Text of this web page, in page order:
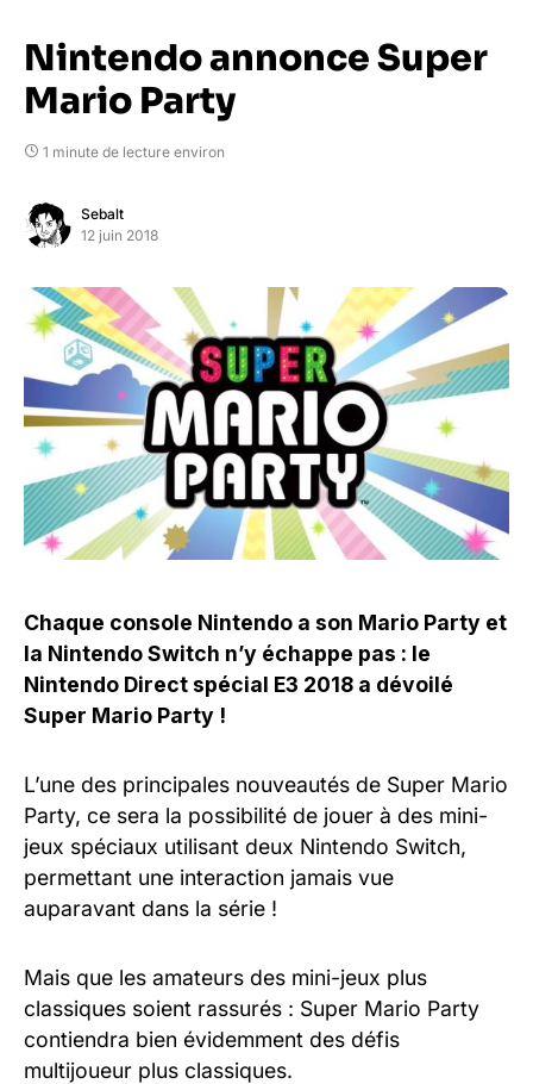
Nintendo annonce Super
Mario Party
1 minute de lecture environ
Sebalt
12 juin 2018
Chaque console Nintendo a son Mario Party et
la Nintendo Switch n’y échappe pas : le
Nintendo Direct spécial E3 2018 a dévoilé
Super Mario Party !
L’une des principales nouveautés de Super Mario
Party, ce sera la possibilité de jouer à des mini-
jeux spéciaux utilisant deux Nintendo Switch,
permettant une interaction jamais vue
auparavant dans la série !
Mais que les amateurs des mini-jeux plus
classiques soient rassurés : Super Mario Party
contiendra bien évidemment des défis
multijoueur plus classiques.